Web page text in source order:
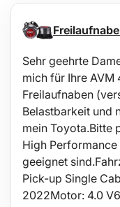
Erfrischend
Pflanzenbewässerung
Erfrischung an heißen
Luftbefeuchtung
Lieferumfang:
1x Garten-Nebelrohr
Technische Daten:
Schlauchlänge: 20 m
Anzahl Düsen: 20
Abstände zwischen
Sehr geehrte
mich für Ihre AVM
Freilaufnaben
Belastbarkeit und
mein Toyota.Bitte
High
geeignet
Pick-up Single
2022Motor: 4.0